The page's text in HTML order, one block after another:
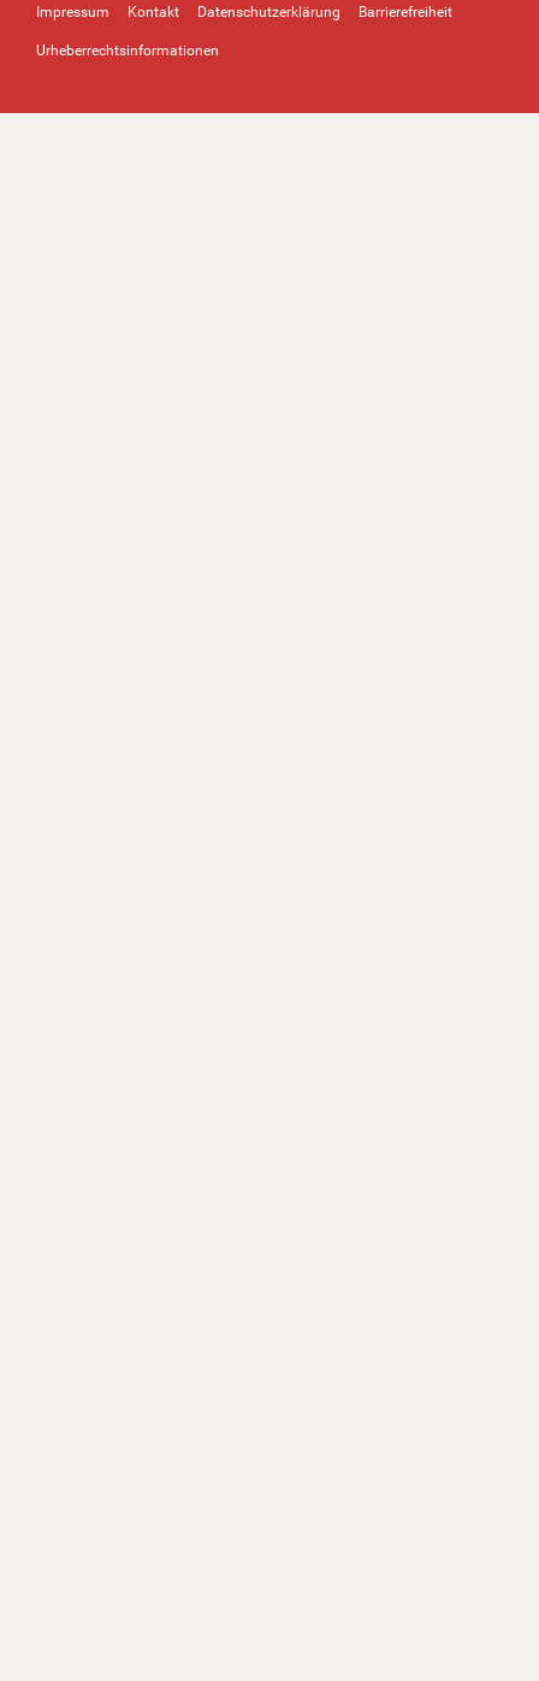
Impressum Kontakt Datenschutzerklärung Barrierefreiheit
Urheberrechtsinformationen